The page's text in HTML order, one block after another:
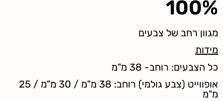
100%
מגוון רחב של צבעים
מידות
כל הצבעים: רוחב- 38 מ"מ
אופווייט (צבע גולמי) רוחב: 38 מ"מ / 30 מ"מ / 25
מ"מ